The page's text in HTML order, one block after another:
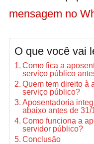
mensagem no
O que você vai
Como fica a
serviço público
Quem tem direito à
serviço público?
Aposentadoria
abaixo antes de 31/
Como funciona a
servidor público?
Conclusão